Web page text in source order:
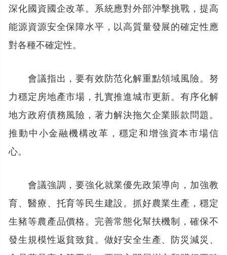
深化國資國企改革。系統應對外部沖擊挑戰，提高
能源資源安全保障水平，以高質量發展的確定性應
對各種不確定性。
會議指出，要有效防范化解重點領域風險。努
力穩定房地產市場，扎實推進城市更新。有序化解
地方政府債務風險，著力解決拖欠企業賬款問題。
推動中小金融機構改革，穩定和增強資本市場信
心。
會議強調，要強化就業優先政策導向，加強教
育、醫療、托育等民生建設。抓好農業生產，穩定
生豬等農產品價格。完善常態化幫扶機制，確保不
發生規模性返貧致貧。做好安全生產、防災減災、